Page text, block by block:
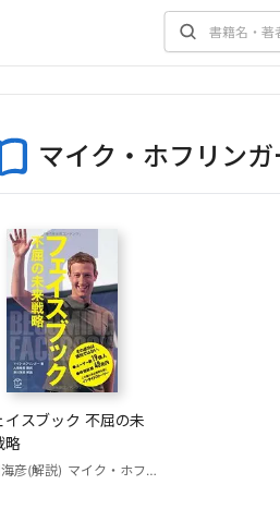
マイク・ホフリンガ
イスブック 不屈の未
略
彦(解説) マイク・ホフリンガー